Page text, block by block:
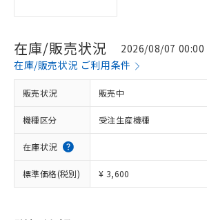
在庫/販売状況
2026/08/07 00:00
在庫/販売状況 ご利用条件
販売状況 販売中
機種区分 受注生産機種
在庫状況
標準価格(税別) ¥ 3,600